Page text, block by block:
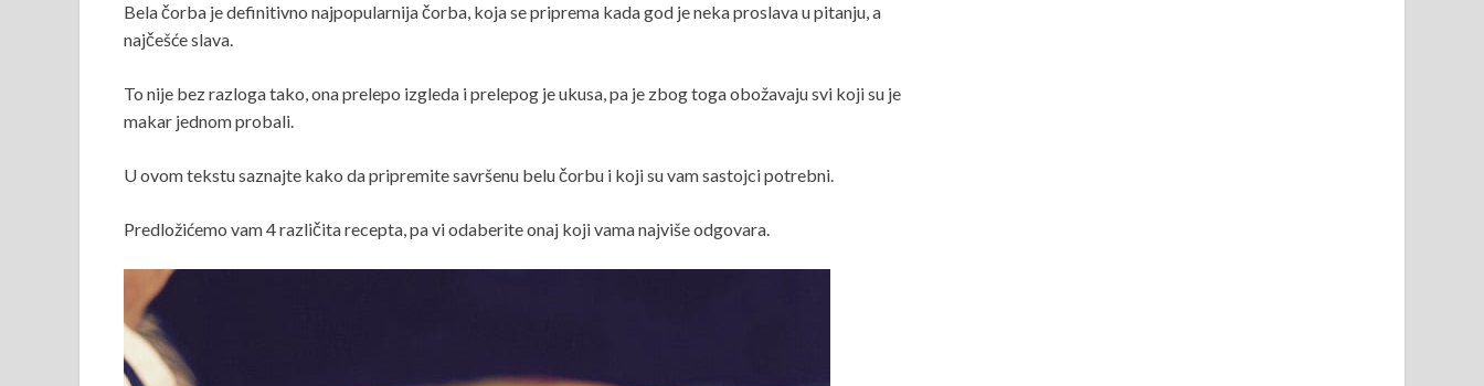
Bela čorba je definitivno najpopularnija čorba, koja se priprema kada god je neka proslava u pitanju, a
najčešće slava.
To nije bez razloga tako, ona prelepo izgleda i prelepog je ukusa, pa je zbog toga obožavaju svi koji su je
makar jednom probali.
U ovom tekstu saznajte kako da pripremite savršenu belu čorbu i koji su vam sastojci potrebni.
Predložićemo vam 4 različita recepta, pa vi odaberite onaj koji vama najviše odgovara.